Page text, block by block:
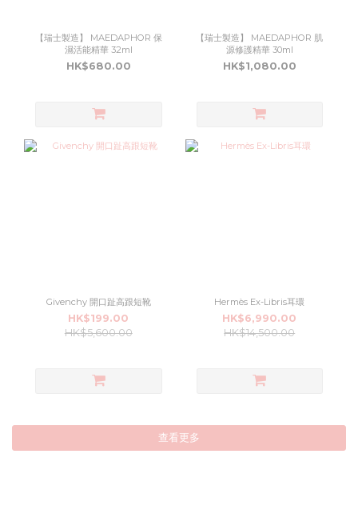
【瑞士製造】 MAEDAPHOR 保
濕活能精華 32ml
HK$680.00
【瑞士製造】 MAEDAPHOR 肌
源修護精華 30ml
HK$1,080.00
Givenchy 開口趾高跟短靴
HK$199.00
HK$5,600.00
Hermès Ex-Libris耳環
HK$6,990.00
HK$14,500.00
查看更多